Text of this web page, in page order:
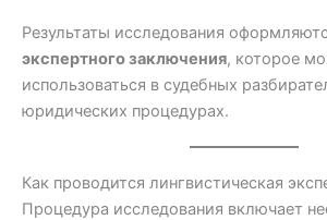
Результаты исследования
экспертного заключения, которое
использоваться в судебных
юридических процедурах.
Как проводится лингвистическая
Процедура исследования включает